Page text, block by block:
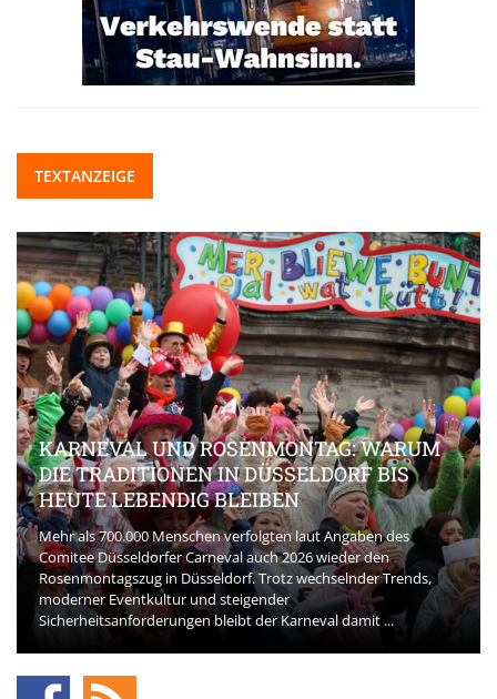
TEXTANZEIGE
KARNEVAL UND ROSENMONTAG: WARUM
DIE TRADITIONEN IN DÜSSELDORF BIS
HEUTE LEBENDIG BLEIBEN
Mehr als 700.000 Menschen verfolgten laut Angaben des
Comitee Düsseldorfer Carneval auch 2026 wieder den
Rosenmontagszug in Düsseldorf. Trotz wechselnder Trends,
moderner Eventkultur und steigender
Sicherheitsanforderungen bleibt der Karneval damit ...